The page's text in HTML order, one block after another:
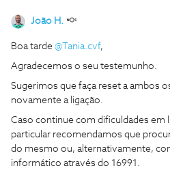
João H.
Boa tarde @Tania.cvf,
Agradecemos o seu testemunho.
Sugerimos que faça reset a ambos
novamente a ligação.
Caso continue com dificuldades em
particular recomendamos que
do mesmo ou, alternativamente,
informático através do 16991.